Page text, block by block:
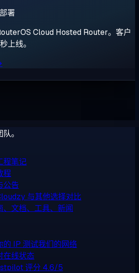
署
Cloud Hosted Router。客户
上线。
。
程笔记
程
公告
与其他选择对比
、文档、工具、新闻
的 IP 测试我们的网络
在线状态
评分 4.6/5